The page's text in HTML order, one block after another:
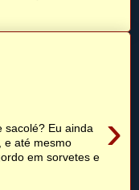
›
sacolé? Eu ainda
e até mesmo
em sorvetes e